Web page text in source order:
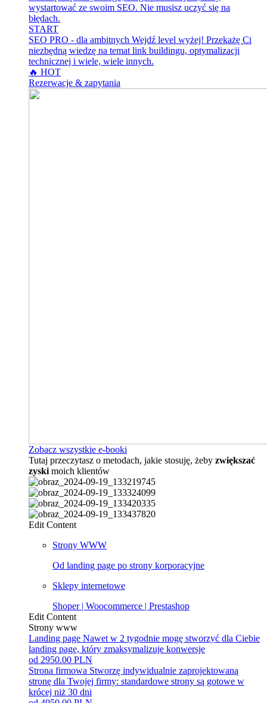
wystartować ze swoim SEO. Nie musisz uczyć się na
błędach.
START
SEO PRO - dla ambitnych Wejdź level wyżej! Przekażę Ci
niezbędną wiedzę na temat link buildingu, optymalizacji
technicznej i wiele, wiele innych.
🔥 HOT
Rezerwacje & zapytania
Zobacz wszystkie e-booki
Tutaj przeczytasz o metodach, jakie stosuję, żeby zwiększać
zyski moich klientów
Edit Content
Strony WWW
Od landing page po strony korporacyjne
Sklepy internetowe
Shoper | Woocommerce | Prestashop
Edit Content
Strony www
Landing page Nawet w 2 tygodnie mogę stworzyć dla Ciebie
landing page, który zmaksymalizuje konwersje
od 2950.00 PLN
Strona firmowa Stworzę indywidualnie zaprojektowaną
stronę dla Twojej firmy: standardowe strony są gotowe w
krócej niż 30 dni